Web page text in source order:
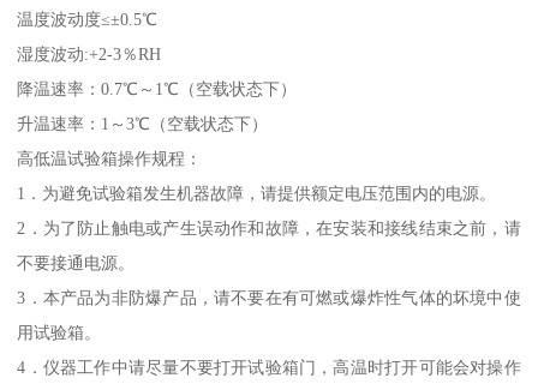
温度波动度≤±0.5℃
湿度波动:+2-3％RH
降温速率：0.7℃～1℃（空载状态下）
升温速率：1～3℃（空载状态下）
高低温试验箱操作规程：
1．为避免试验箱发生机器故障，请提供额定电压范围内的电源。
2．为了防止触电或产生误动作和故障，在安装和接线结束之前，请
不要接通电源。
3．本产品为非防爆产品，请不要在有可燃或爆炸性气体的坏境中使
用试验箱。
4．仪器工作中请尽量不要打开试验箱门，高温时打开可能会对操作